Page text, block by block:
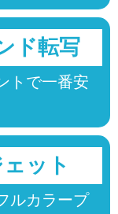
ド転写
トで一番安
ット
ルカラープ